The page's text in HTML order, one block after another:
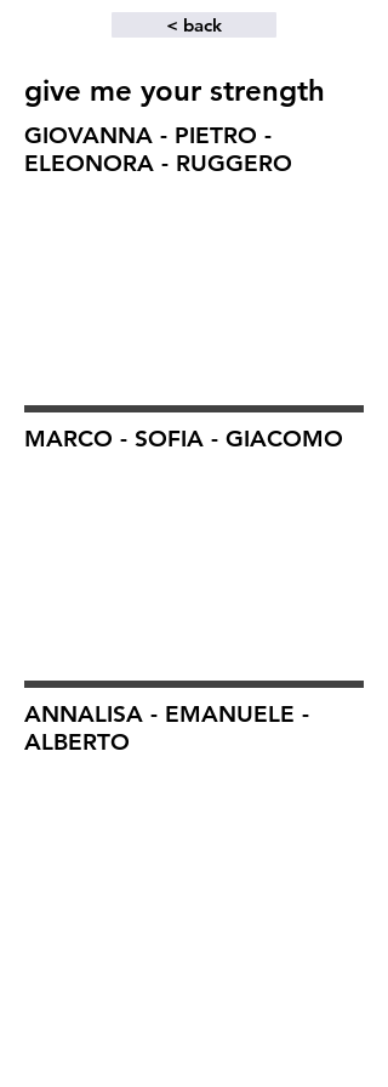
< back
give me your strength
GIOVANNA - PIETRO -
ELEONORA - RUGGERO
MARCO - SOFIA - GIACOMO
ANNALISA - EMANUELE -
ALBERTO